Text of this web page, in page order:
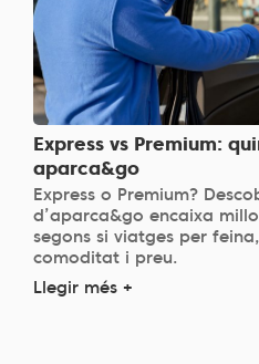
Express vs Premium:
aparca&go
Express o Premium?
d’aparca&go encaixa
segons si viatges per
comoditat i preu.
Llegir més +